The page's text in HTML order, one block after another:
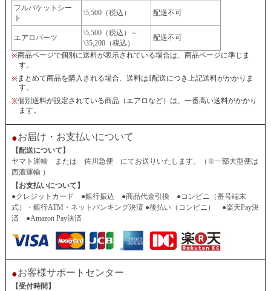
フルバケットシー
ト
\5,500（税込） 配送不可
エアロパーツ
\5,500（税込）～
\35,200（税込）
配送不可
※商品ページで個別に送料が表示されている場合は、商品ページに準じま
す。
※まとめて商品を購入される場合、送料は1配送につき上記送料がかかりま
す。
※個別送料が設定されている商品（エアロなど）は、一番高い送料がかかり
ます。
●お届け・お支払いについて
【配送について】
ヤマト運輸 または 佐川急便 にてお送りいたします。（※一部大型便は
西濃運輸 ）
【お支払いについて】
●クレジットカード ●銀行振込 ●商品代金引換 ●コンビニ（番号端末
式）・銀行ATM・ネットバンキング決済 ●後払い（コンビニ） ●楽天Pay決
済 ●Amazon Pay決済
●お客様サポートセンター
【受付時間】